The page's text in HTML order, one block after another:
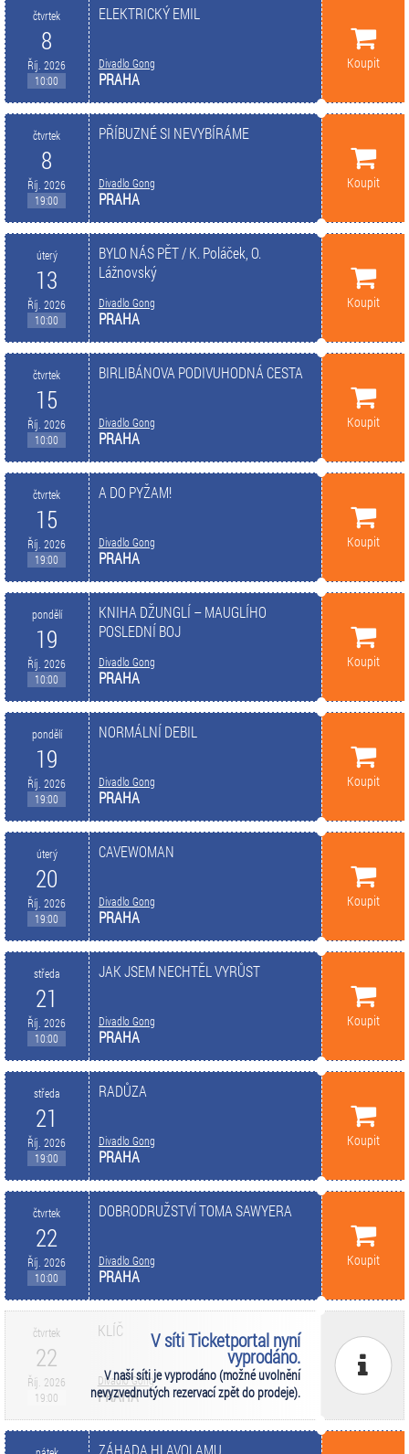
čtvrtek
8
Říj. 2026
10:00
ELEKTRICKÝ EMIL
Divadlo Gong
PRAHA
Koupit
čtvrtek
8
Říj. 2026
19:00
PŘÍBUZNÉ SI NEVYBÍRÁME
Divadlo Gong
PRAHA
Koupit
úterý
13
Říj. 2026
10:00
BYLO NÁS PĚT / K. Poláček, O.
Lážnovský
Divadlo Gong
PRAHA
Koupit
čtvrtek
15
Říj. 2026
10:00
BIRLIBÁNOVA PODIVUHODNÁ CESTA
Divadlo Gong
PRAHA
Koupit
čtvrtek
15
Říj. 2026
19:00
A DO PYŽAM!
Divadlo Gong
PRAHA
Koupit
pondělí
19
Říj. 2026
10:00
KNIHA DŽUNGLÍ – MAUGLÍHO
POSLEDNÍ BOJ
Divadlo Gong
PRAHA
Koupit
pondělí
19
Říj. 2026
19:00
NORMÁLNÍ DEBIL
Divadlo Gong
PRAHA
Koupit
úterý
20
Říj. 2026
19:00
CAVEWOMAN
Divadlo Gong
PRAHA
Koupit
středa
21
Říj. 2026
10:00
JAK JSEM NECHTĚL VYRŮST
Divadlo Gong
PRAHA
Koupit
středa
21
Říj. 2026
19:00
RADŮZA
Divadlo Gong
PRAHA
Koupit
čtvrtek
22
Říj. 2026
10:00
DOBRODRUŽSTVÍ TOMA SAWYERA
Divadlo Gong
PRAHA
Koupit
čtvrtek
22
Říj. 2026
19:00
V síti Ticketportal nyní
vyprodáno.
V naší síti je vyprodáno (možné uvolnění
nevyzvednutých rezervací zpět do prodeje).
KLÍČ
Divadlo Gong
PRAHA
ZÁHADA HLAVOLAMU